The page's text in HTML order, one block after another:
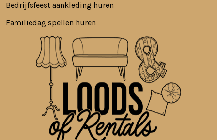
Bedrijfsfeest aankleding huren
Familiedag spellen huren